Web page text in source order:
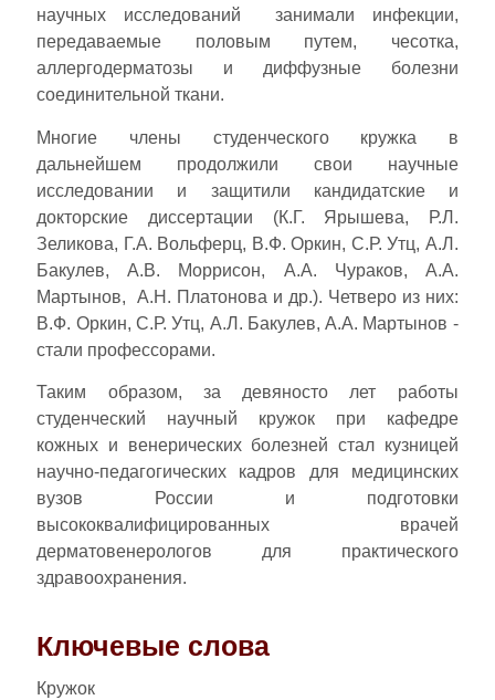
научных исследований занимали инфекции,
передаваемые половым путем, чесотка,
аллергодерматозы и диффузные болезни
соединительной ткани.
Многие члены студенческого кружка в
дальнейшем продолжили свои научные
исследовании и защитили кандидатские и
докторские диссертации (К.Г. Ярышева, Р.Л.
Зеликова, Г.А. Вольферц, В.Ф. Оркин, С.Р. Утц, А.Л.
Бакулев, А.В. Моррисон, А.А. Чураков, А.А.
Мартынов, А.Н. Платонова и др.). Четверо из них:
В.Ф. Оркин, С.Р. Утц, А.Л. Бакулев, А.А. Мартынов -
стали профессорами.
Таким образом, за девяносто лет работы
студенческий научный кружок при кафедре
кожных и венерических болезней стал кузницей
научно-педагогических кадров для медицинских
вузов России и подготовки
высококвалифицированных врачей
дерматовенерологов для практического
здравоохранения.
Ключевые слова
Кружок